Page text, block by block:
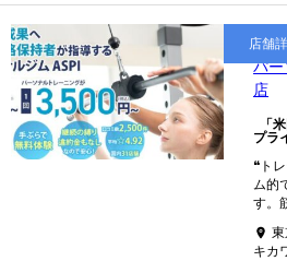
恵
パー
店
「
プラ
❝ト
ム的
す。
キカ
店舗